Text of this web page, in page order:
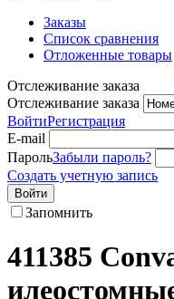
Заказы
Список сравнения
Отложенные товары
Отслеживание заказа
Отслеживание заказа
ВойтиРегистрация
E-mail
ПарольЗабыли пароль?
Создать учетную запись
Войти
Запомнить
411385